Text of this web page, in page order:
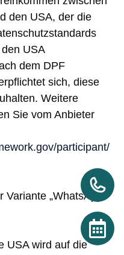
den USA, der die
USA
dem DPF
sich, diese
Weitere
Sie vom Anbieter
participant/
Variante „WhatsApp
USA wird auf die